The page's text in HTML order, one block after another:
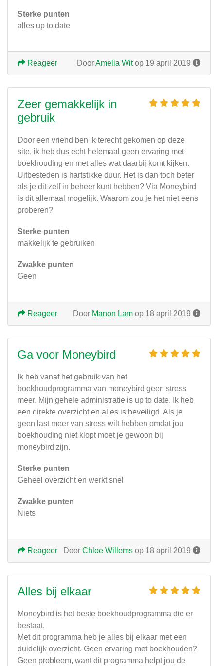
Sterke punten
alles up to date
DoorAmelia Witop 19 april 2019
Reageer
Zeer gemakkelijk in
gebruik
Door een vriend ben ik terecht gekomen op deze
site, ik heb dus echt helemaal geen ervaring met
boekhouding en met alles wat daarbij komt kijken.
Uitbesteden is hartstikke duur. Het is dan toch beter
als je dit zelf in beheer kunt hebben? Via Moneybird
is dit allemaal mogelijk. Waarom zou je het niet eens
proberen?
Sterke punten
makkelijk te gebruiken
Zwakke punten
Geen
Door Manon Lam op 18 april 2019
Reageer
Ga voor Moneybird
Ik heb vanaf het gebruik van het
boekhoudprogramma van moneybird geen stress
meer. Mijn gehele administratie is up to date. Ik heb
een direkte overzicht en alles is beveiligd. Als je
geen last meer van stress wilt hebben omdat jou
boekhouding niet klopt moet je gewoon bij
moneybird zijn.
Sterke punten
Geheel overzicht en werkt snel
Zwakke punten
Niets
Door Chloe Willems op 18 april 2019
Reageer
Alles bij elkaar
Moneybird is het beste boekhoudprogramma die er
bestaat.
Met dit programma heb je alles bij elkaar met een
duidelijk overzicht. Geen ervaring met boekhouden?
Geen probleem, want dit programma helpt jou de